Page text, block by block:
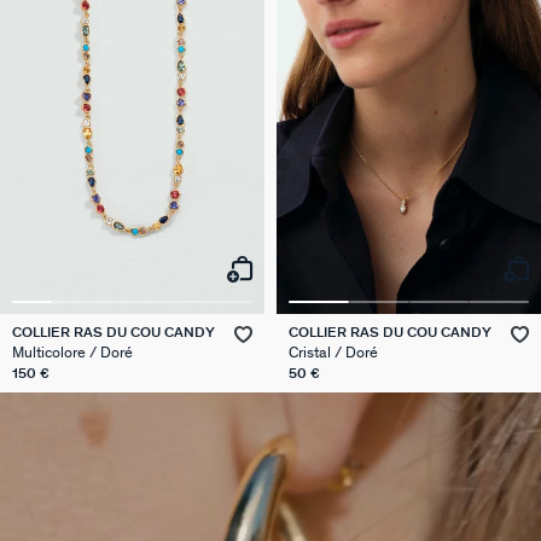
COLLIER RAS DU COU CANDY
Multicolore / Doré
150 €
COLLIER RAS DU COU CANDY
Cristal / Doré
50 €